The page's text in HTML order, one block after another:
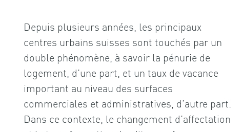
Depuis plusieurs années, les principaux
centres urbains suisses sont touchés par un
double phénomène, à savoir la pénurie de
logement, d’une part, et un taux de vacance
important au niveau des surfaces
commerciales et administratives, d’autre part.
Dans ce contexte, le changement d’affectation